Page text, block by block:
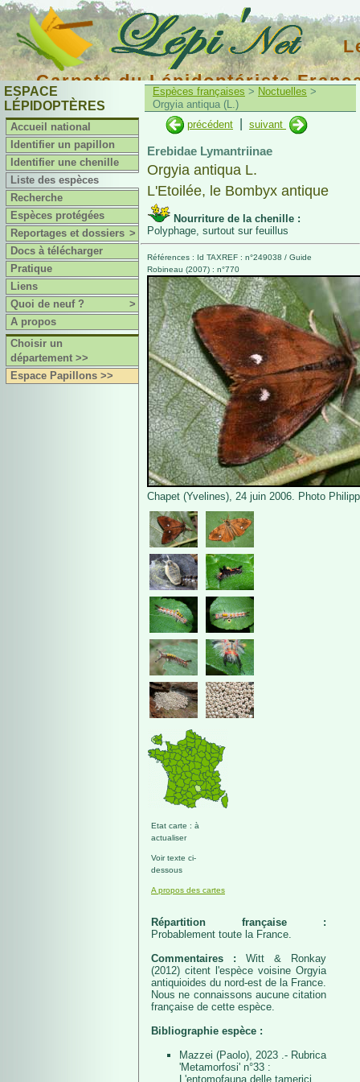
Carnets du Lépidoptériste
ESPACE
LÉPIDOPTÈRES
Accueil national
Identifier un papillon
Identifier une chenille
Liste des espèces
Recherche
Espèces protégées
Reportages et dossiers >
Docs à télécharger
Pratique
Liens
Quoi de neuf ?
>
A propos
Choisir un
département >>
Espace Papillons >>
Espèces françaises > Noctuelles >
Orgyia antiqua (L.)
précédent
suivant
Erebidae Lymantriinae
Orgyia antiqua L.
L'Etoilée, le Bombyx antique
Nourriture de la chenille :
Polyphage, surtout sur feuillus
Références : Id TAXREF : n°249038 / Guide
Robineau (2007) : n°770
Chapet (Yvelines), 24 juin 2006. Photo
Etat carte : à
actualiser
Voir texte ci-
dessous
A propos des cartes
Répartition française :
Probablement toute la France.
Commentaires : Witt & Ronkay
(2012) citent l'espèce voisine Orgyia
antiquioides du nord-est de la France.
Nous ne connaissons aucune citation
française de cette espèce.
Bibliographie espèce :
Mazzei (Paolo), 2023 .- Rubrica
'Metamorfosi' n°33 :
L'entomofauna delle tamerici